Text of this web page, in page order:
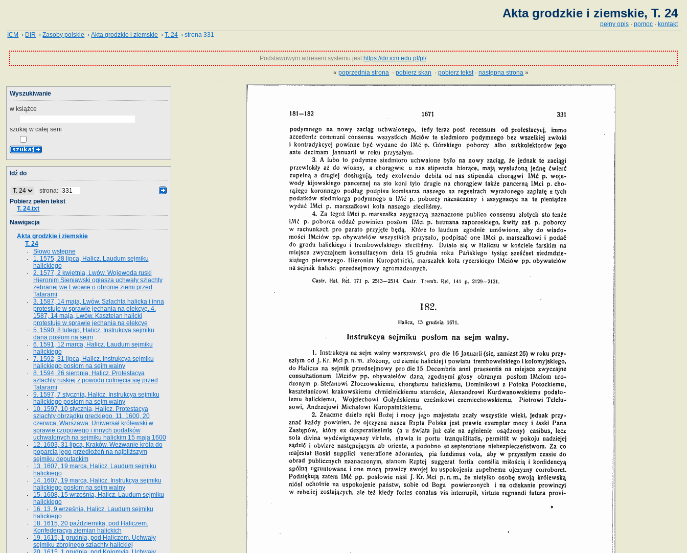
Akta grodzkie i ziemskie, T. 24
pełny opis · pomoc · kontakt
ICM › DIR ›Zasoby polskie ›Akta grodzkie i ziemskie ›T. 24 › strona 331
Podstawowym adresem systemu jest https://dir.icm.edu.pl/pl/.
«poprzednia strona ·pobierz skan ·pobierz tekst·następna strona »
Wyszukiwanie
w książce
szukaj w całej serii
Idź do
strona:
Pobierz pełen tekst
T. 24.txt
Nawigacja
Akta grodzkie i ziemskie
T. 24
Słowo wstępne
1. 1575, 28 lipca, Halicz. Laudum sejmiku
halickiego
2. 1577, 2 kwietnia, Lwów. Wojewoda ruski
Hieronim Sieniawski ogłasza uchwały szlachty
zebranej we Lwowie o obronie ziemi przed
Tatarami
3. 1587, 14 maja, Lwów. Szlachta halicka i inna
protestuje w sprawie jechania na elekcyę. 4.
1587, 14 maja, Lwów. Kasztelan halicki
protestuje w sprawie jechania na elekcyę
5. 1590, 8 lutego, Halicz. Instrukcya sejmiku
dana posłom na sejm
6. 1591, 12 marca, Halicz. Laudum sejmiku
halickiego
7. 1592, 31 lipca, Halicz. Instrukcya sejmiku
halickiego posłom na sejm walny
8. 1594, 26 sierpnia, Halicz. Protestacya
szlachty ruskiej z powodu cofnięcia się przed
Tatarami
9. 1597, 7 stycznia, Halicz. Instrukcya sejmiku
halickiego posłom na sejm walny
10. 1597, 10 stycznia, Halicz. Protestacya
szlachty obrządku greckiego. 11. 1600, 20
czerwca, Warszawa. Uniwersał królewski w
sprawie czopowego i innych podatków
uchwalonych na sejmiku halickim 15 maja 1600
12. 1603, 31 lipca, Kraków. Wezwanie króla do
poparcia jego przedłożeń na najbliższym
sejmiku deputackim
13. 1607, 19 marca, Halicz. Laudum sejmiku
halickiego
14. 1607, 19 marca, Halicz. Instrukcya sejmiku
halickiego posłom na sejm walny
15. 1608, 15 września, Halicz. Laudum sejmiku
halickiego
16. 13, 9 września, Halicz. Laudum sejmiku
halickiego
18. 1615, 20 października, pod Haliczem.
Konfederacya ziemian halickich
19. 1615, 1 grudnia, pod Haliczem. Uchwały
sejmiku zbrojnego szlachty halickiej